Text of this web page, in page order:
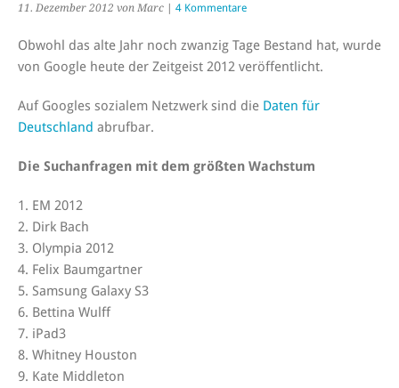
11. Dezember 2012 von Marc | 4 Kommentare
Obwohl das alte Jahr noch zwanzig Tage Bestand hat, wurde
von Google heute der Zeitgeist 2012 veröffentlicht.
Auf Googles sozialem Netzwerk sind die Daten für
Deutschland abrufbar.
Die Suchanfragen mit dem größten Wachstum
1. EM 2012
2. Dirk Bach
3. Olympia 2012
4. Felix Baumgartner
5. Samsung Galaxy S3
6. Bettina Wulff
7. iPad3
8. Whitney Houston
9. Kate Middleton